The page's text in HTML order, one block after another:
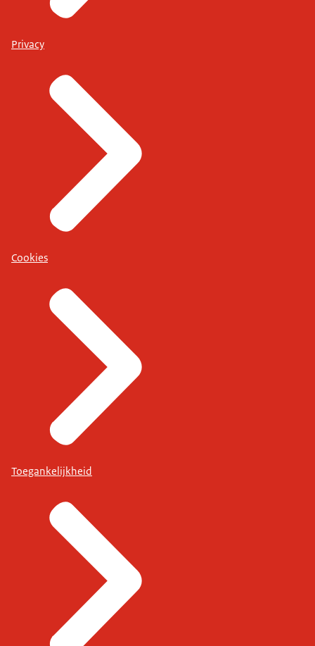
Privacy
Cookies
Toegankelijkheid